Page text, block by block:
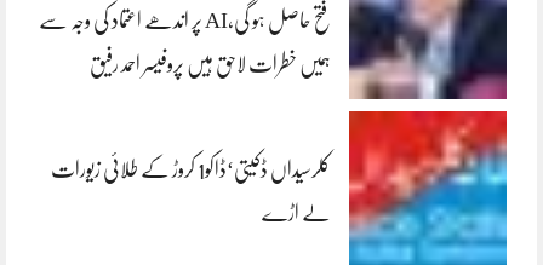
فتح حاصل ہو گی،AI پر اندھے اعتماد کی وجہ سے
ہمیں خطرات لاحق ہیں پروفیسر احمد رفیق
کلرسیداں ڈکیتی‘ڈاکو1 کروڑ کے طلائی زیورات
لے اڑے